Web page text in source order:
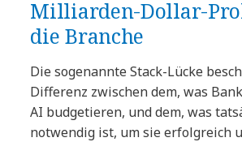
Milliarden-Dollar-
die Branche
Die sogenannte Stack-Lücke
Differenz zwischen dem, was
AI budgetieren, und dem, was
notwendig ist, um sie erfolgreich